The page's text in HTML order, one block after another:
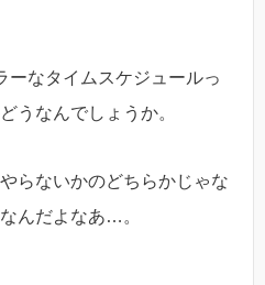
ーなタイムスケジュールっ
うなんでしょうか。
らないかのどちらかじゃな
んだよなあ…。